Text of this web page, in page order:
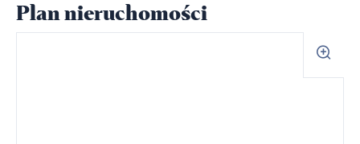
Plan nieruchomości